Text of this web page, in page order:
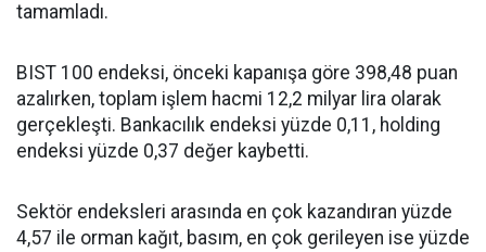
tamamladı.
BIST 100 endeksi, önceki kapanışa göre 398,48 puan
azalırken, toplam işlem hacmi 12,2 milyar lira olarak
gerçekleşti. Bankacılık endeksi yüzde 0,11, holding
endeksi yüzde 0,37 değer kaybetti.
Sektör endeksleri arasında en çok kazandıran yüzde
4,57 ile orman kağıt, basım, en çok gerileyen ise yüzde